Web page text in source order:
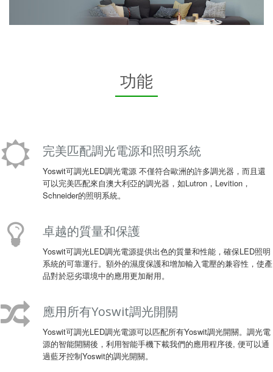
功能
完美匹配調光電源和照明系統
Yoswit可調光LED調光電源 不僅符合歐洲的許多調光器，而且還
可以完美匹配來自澳大利亞的調光器，如Lutron，Levition，
Schneider的照明系統。
卓越的質量和保護
Yoswit可調光LED調光電源提供出色的質量和性能，確保LED照明
系統的可靠運行。額外的濕度保護和增加輸入電壓的兼容性，使產
品對於惡劣環境中的應用更加耐用。
應用所有Yoswit調光開關
Yoswit可調光LED調光電源可以匹配所有Yoswit調光開關。調光電
源的智能開關後，利用智能手機下載我們的應用程序後, 便可以通
過藍牙控制Yoswit的調光開關。